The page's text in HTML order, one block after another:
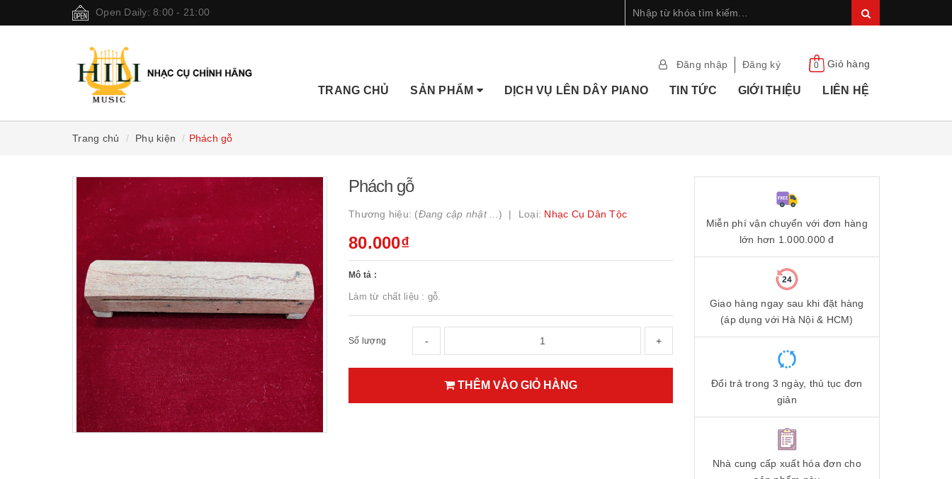
Open Daily: 8:00 - 21:00
Đăng nhập Đăng ký 0 Giỏ hàng
TRANG CHỦ SẢN PHẨM DỊCH VỤ LÊN DÂY PIANO TIN TỨC GIỚI THIỆU LIÊN HỆ
Trang chủ Phụ kiện Phách gỗ
Phách gỗ
Thương hiệu: (Đang cập nhật ... ) Loại: Nhạc Cụ Dân Tộc
80.000₫
Mô tả :
Làm từ chất liệu : gỗ.
Số lượng - +
THÊM VÀO GIỎ HÀNG
Miễn phí vận chuyển với đơn hàng
lớn hơn 1.000.000 đ
Giao hàng ngay sau khi đặt hàng
(áp dụng với Hà Nội & HCM)
Đổi trả trong 3 ngày, thủ tục đơn
giản
Nhà cung cấp xuất hóa đơn cho